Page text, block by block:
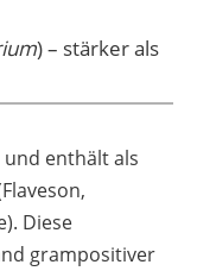
) – stärker als
enthält als
Diese
grampositiver